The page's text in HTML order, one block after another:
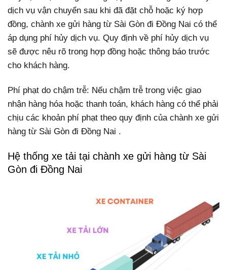
dịch vụ vận chuyển sau khi đã đặt chỗ hoặc ký hợp
đồng, chành xe gửi hàng từ Sài Gòn đi Đồng Nai có thể
áp dụng phí hủy dịch vụ. Quy định về phí hủy dịch vụ
sẽ được nêu rõ trong hợp đồng hoặc thông báo trước
cho khách hàng.
Phí phạt do chậm trễ: Nếu chậm trễ trong việc giao
nhận hàng hóa hoặc thanh toán, khách hàng có thể phải
chịu các khoản phí phạt theo quy định của chành xe gửi
hàng từ Sài Gòn đi Đồng Nai .
Hệ thống xe tải tại chành xe gửi hàng từ Sài
Gòn đi Đồng Nai